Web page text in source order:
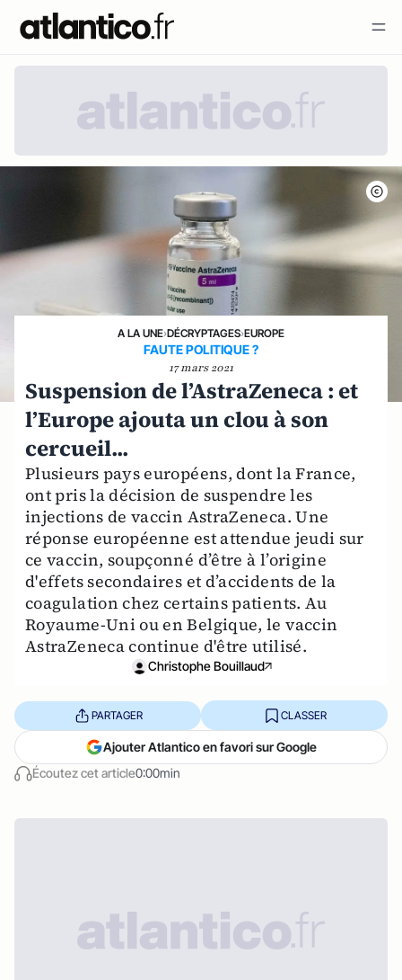
A LA UNE›DÉCRYPTAGES›EUROPE
FAUTE POLITIQUE ?
17 mars 2021
Suspension de l’AstraZeneca : et
l’Europe ajouta un clou à son
cercueil...
Plusieurs pays européens, dont la France,
ont pris la décision de suspendre les
injections de vaccin AstraZeneca. Une
réponse européenne est attendue jeudi sur
ce vaccin, soupçonné d’être à l’origine
d'effets secondaires et d’accidents de la
coagulation chez certains patients. Au
Royaume-Uni ou en Belgique, le vaccin
AstraZeneca continue d'être utilisé.
Christophe Bouillaud
Écoutez cet article0:00min
PARTAGER CLASSER
Ajouter Atlantico en favori sur Google